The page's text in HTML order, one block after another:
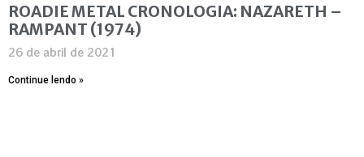
ROADIE METAL CRONOLOGIA: NAZARETH –
RAMPANT (1974)
26 de abril de 2021
Continue lendo »